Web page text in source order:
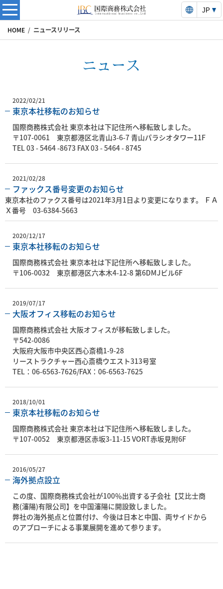
国際商務株式会社 | 国
務株式会社 | 国際商務株式会社は日中ビジネスに強いコンサルティ
HOME / ニュースリリース
ニュース
2022/02/21
東京本社移転のお知らせ
国際商務株式会社 東京本社は下記住所へ移転致しました。
〒107-0061 東京都港区北青山3-6-7 青山パラシオタワー11F
TEL 03 - 5464 -8673 FAX 03 - 5464 - 8745
2021/02/28
ファックス番号変更のお知らせ
東京本社のファクス番号は2021年3月1日より変更になります。 ＦＡ
Ｘ番号 03-6384-5663
2020/12/17
東京本社移転のお知らせ
国際商務株式会社 東京本社は下記住所へ移転致しました。
〒106-0032 東京都港区六本木4-12-8 第6DMJビル6F
2019/07/17
大阪オフィス移転のお知らせ
国際商務株式会社 大阪オフィスが移転致しました。
〒542-0086
大阪府大阪市中央区西心斎橋1-9-28
リーストラクチャー西心斎橋ウエスト313号室
TEL：06-6563-7626/FAX：06-6563-7625
2018/10/01
東京本社移転のお知らせ
国際商務株式会社 東京本社は下記住所へ移転致しました。
〒107-0052 東京都港区赤坂3-11-15 VORT赤坂見附6F
2016/05/27
海外拠点設立
この度、国際商務株式会社が100％出資する子会社【艾比士商
務(瀋陽)有限公司】を中国瀋陽に開設致しました。
弊社の海外拠点と位置付け、今後は日本と中国、両サイドから
のアプローチによる事業展開を進めて参ります。